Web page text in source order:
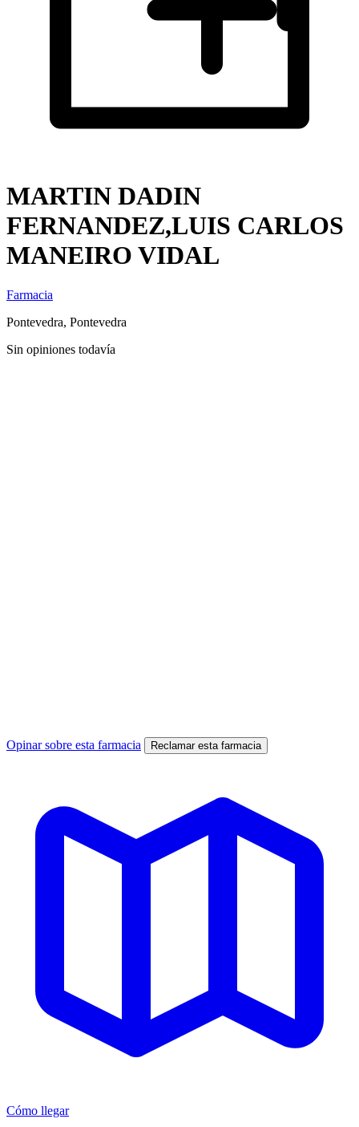
MARTIN DADIN
FERNANDEZ,LUIS CARLOS
MANEIRO VIDAL
Farmacia
Pontevedra, Pontevedra
Sin opiniones todavía
Opinar sobre esta farmacia Reclamar esta farmacia
Cómo llegar